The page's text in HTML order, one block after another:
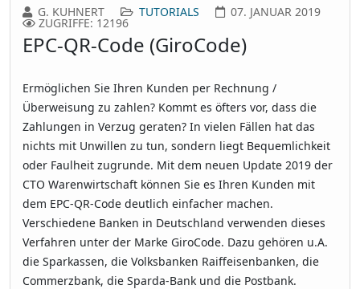
G. KUHNERT TUTORIALS 07. JANUAR 2019
ZUGRIFFE: 12196
EPC-QR-Code (GiroCode)
Ermöglichen Sie Ihren Kunden per Rechnung /
Überweisung zu zahlen? Kommt es öfters vor, dass die
Zahlungen in Verzug geraten? In vielen Fällen hat das
nichts mit Unwillen zu tun, sondern liegt Bequemlichkeit
oder Faulheit zugrunde. Mit dem neuen Update 2019 der
CTO Warenwirtschaft können Sie es Ihren Kunden mit
dem EPC-QR-Code deutlich einfacher machen.
Verschiedene Banken in Deutschland verwenden dieses
Verfahren unter der Marke GiroCode. Dazu gehören u.A.
die Sparkassen, die Volksbanken Raiffeisenbanken, die
Commerzbank, die Sparda-Bank und die Postbank.